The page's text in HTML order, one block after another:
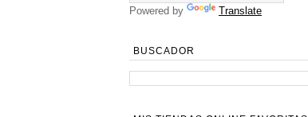
Powered by Translate
BUSCADOR